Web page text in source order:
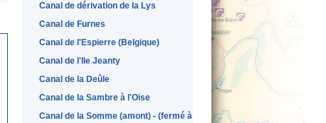
Canal de dérivation de la Lys
Canal de Furnes
Canal de l'Espierre (Belgique)
Canal de l'Ile Jeanty
Canal de la Deûle
Canal de la Sambre à l'Oise
Canal de la Somme (amont) - (fermé à